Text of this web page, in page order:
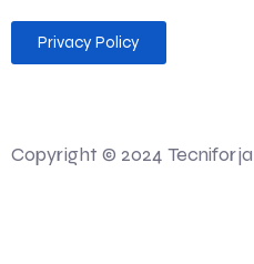
Copyright © 2024 Tecniforja
Privacy Policy